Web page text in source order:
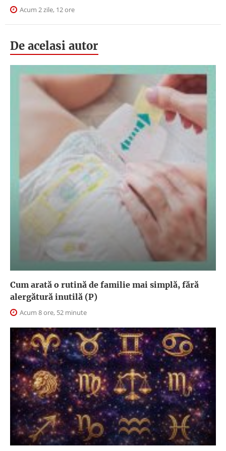
Acum 2 zile, 12 ore
De acelasi autor
Cum arată o rutină de familie mai simplă, fără
alergătură inutilă (P)
Acum 8 ore, 52 minute